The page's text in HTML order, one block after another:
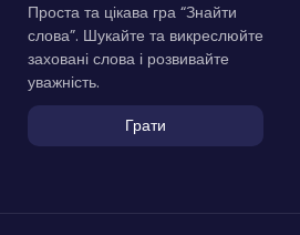
Проста та цікава гра “Знайти
слова”. Шукайте та викреслюйте
заховані слова і розвивайте
уважність.
Грати